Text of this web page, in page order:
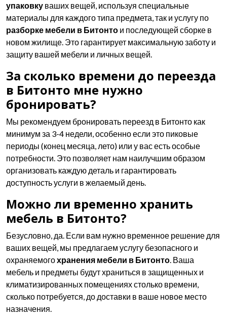
упаковку ваших вещей, используя специальные
материалы для каждого типа предмета, так и услугу по
разборке мебели в Битонто и последующей сборке в
новом жилище. Это гарантирует максимальную заботу и
защиту вашей мебели и личных вещей.
За сколько времени до переезда
в Битонто мне нужно
бронировать?
Мы рекомендуем бронировать переезд в Битонто как
минимум за 3-4 недели, особенно если это пиковые
периоды (конец месяца, лето) или у вас есть особые
потребности. Это позволяет нам наилучшим образом
организовать каждую деталь и гарантировать
доступность услуги в желаемый день.
Можно ли временно хранить
мебель в Битонто?
Безусловно, да. Если вам нужно временное решение для
ваших вещей, мы предлагаем услугу безопасного и
охраняемогохранения мебели в Битонто. Ваша
мебель и предметы будут храниться в защищенных и
климатизированных помещениях столько времени,
сколько потребуется, до доставки в ваше новое место
назначения.